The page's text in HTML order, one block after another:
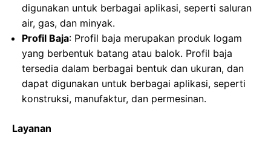
digunakan untuk berbagai aplikasi, seperti saluran
air, gas, dan minyak.
Profil Baja: Profil baja merupakan produk logam
yang berbentuk batang atau balok. Profil baja
tersedia dalam berbagai bentuk dan ukuran, dan
dapat digunakan untuk berbagai aplikasi, seperti
konstruksi, manufaktur, dan permesinan.
Layanan